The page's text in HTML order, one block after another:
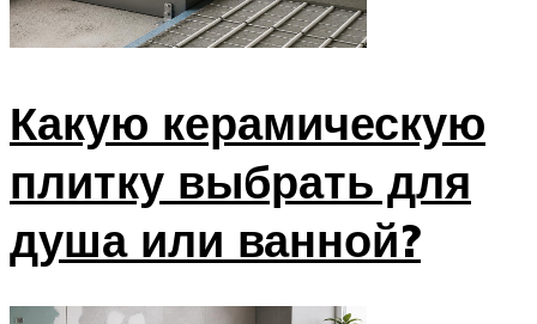
Какую керамическую
плитку выбрать для
душа или ванной?